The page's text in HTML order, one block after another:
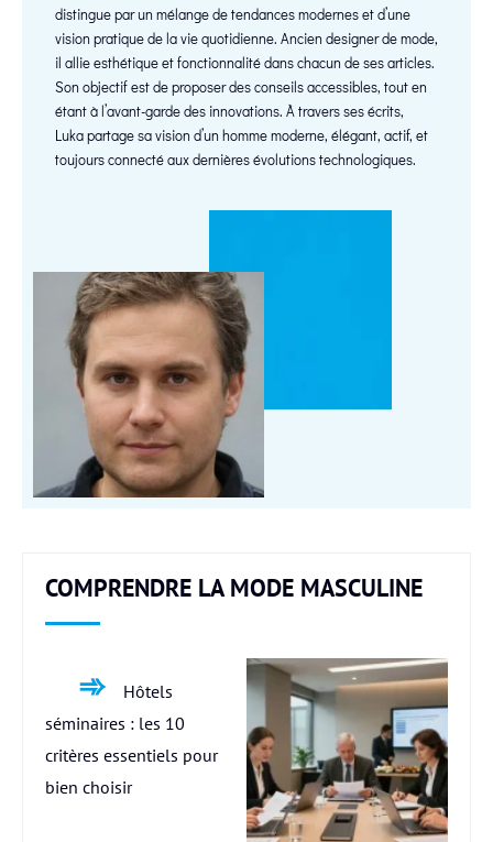
distingue par un mélange de tendances modernes et d’une
vision pratique de la vie quotidienne. Ancien designer de mode,
il allie esthétique et fonctionnalité dans chacun de ses articles.
Son objectif est de proposer des conseils accessibles, tout en
étant à l’avant-garde des innovations. À travers ses écrits,
Luka partage sa vision d’un homme moderne, élégant, actif, et
toujours connecté aux dernières évolutions technologiques.
COMPRENDRE LA MODE MASCULINE
Hôtels
séminaires : les 10
critères essentiels pour
bien choisir